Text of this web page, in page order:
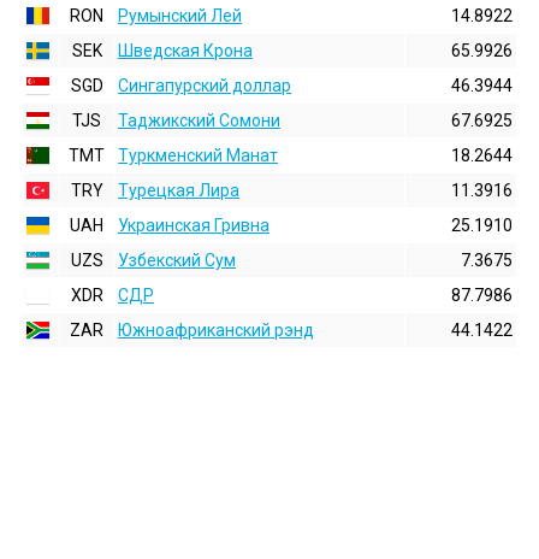
RON
Румынский Лей
14.8922
SEK
Шведская Крона
65.9926
SGD
Сингапурский доллар
46.3944
TJS
Таджикский Сомони
67.6925
TMT
Туркменский Манат
18.2644
TRY
Турецкая Лира
11.3916
UAH
Украинская Гривна
25.1910
UZS
Узбекский Сум
7.3675
XDR
СДР
87.7986
ZAR
Южноафриканский рэнд 44.1422